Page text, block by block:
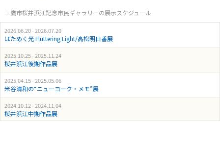
三鷹市桜井浜江記念市民ギャラリーの展示スケジュール
2026.06.20 - 2026.07.20
はためく光 Fluttering Light/高松明日香展
2025.10.25 - 2025.11.24
桜井浜江後期作品展
2025.04.15 - 2025.05.06
米谷清和の“ニューヨーク・メモ”展
2024.10.12 - 2024.11.04
桜井浜江中期作品展